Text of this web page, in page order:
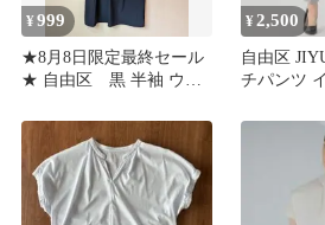
¥999
★8月8日限定最終セール
★ 自由区 黒 半袖 ウエ
¥2,500
自由区
チパンツ